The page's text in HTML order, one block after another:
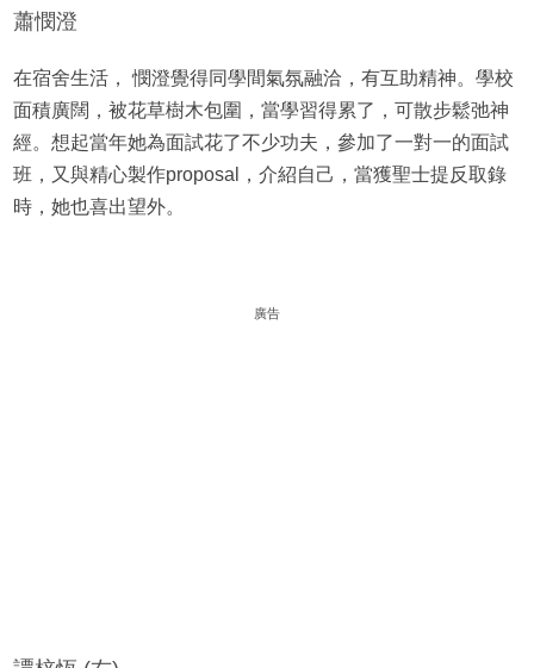
蕭憫澄
在宿舍生活， 憫澄覺得同學間氣氛融洽，有互助精神。學校
面積廣闊，被花草樹木包圍，當學習得累了，可散步鬆弛神
經。想起當年她為面試花了不少功夫，參加了一對一的面試
班，又與精心製作proposal，介紹自己，當獲聖士提反取錄
時，她也喜出望外。
廣告